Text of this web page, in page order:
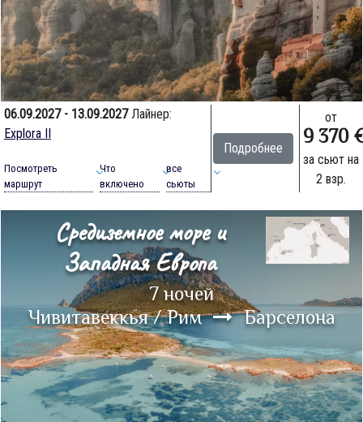
06.09.2027 - 13.09.2027Лайнер:
Explora II
Посмотреть
маршрут
Что
включено
все
сьюты
Подробнее
от
9 370
за сьют на
2 взр.
Средиземное море и
Западная Европа
7 ночей
Чивитавеккья / Рим Барселона